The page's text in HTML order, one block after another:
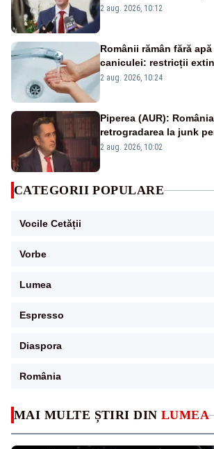
MAI MULTE ȘTIRI DIN LUMEA
protejăm și natura, dar
2 aug. 2026, 10:12
Românii rămân fără
caniculei: restricții
Oamenii au „cu
2 aug. 2026, 10:24
Piperea (AUR):
retrogradarea la junk
catastrofă pentru bănci
2 aug. 2026, 10:02
CATEGORII POPULARE
Vocile Cetății
Vorbe
Lumea
Espresso
Diaspora
România